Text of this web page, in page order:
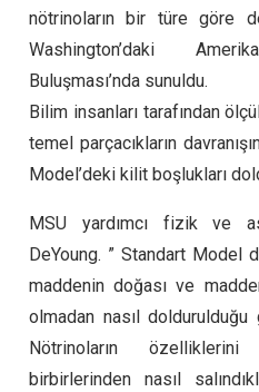
nötrinoların bir türe göre
Washington’daki
Buluşması’nda sunuldu.
Bilim insanları tarafından
temel parçacıkların
Model’deki kilit boşlukları
MSU yardımcı fizik ve
DeYoung. ” Standart Model
maddenin doğası ve
olmadan nasıl doldurulduğu
Nötrinoların
birbirlerinden nasıl